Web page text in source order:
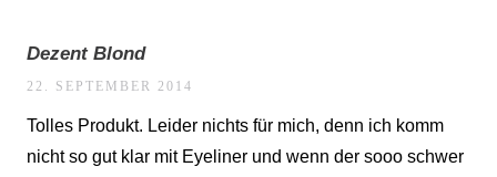
Dezent Blond
22. SEPTEMBER 2014
Tolles Produkt. Leider nichts für mich, denn ich komm
nicht so gut klar mit Eyeliner und wenn der sooo schwer